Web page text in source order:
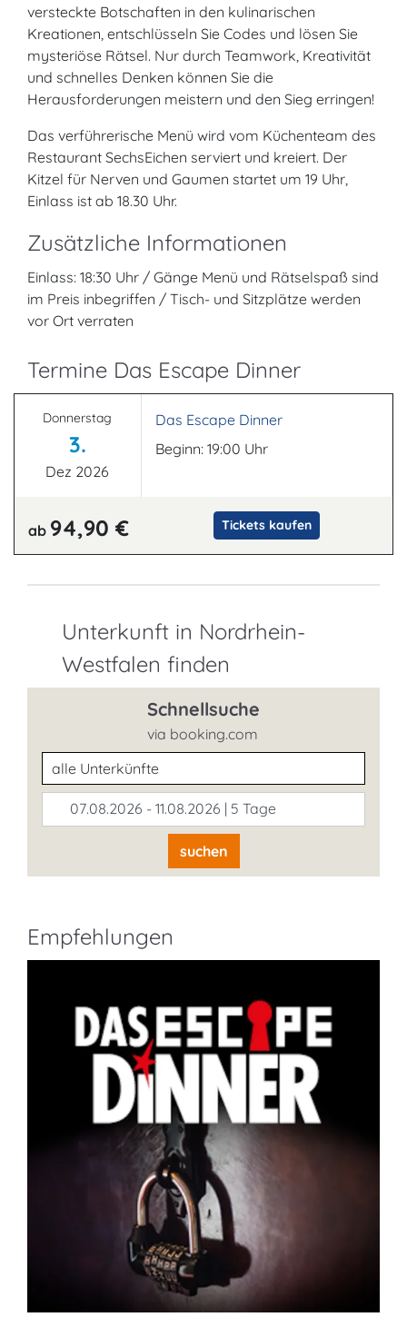
versteckte Botschaften in den kulinarischen
Kreationen, entschlüsseln Sie Codes und lösen Sie
mysteriöse Rätsel. Nur durch Teamwork, Kreativität
und schnelles Denken können Sie die
Herausforderungen meistern und den Sieg erringen!
Das verführerische Menü wird vom Küchenteam des
Restaurant SechsEichen serviert und kreiert. Der
Kitzel für Nerven und Gaumen startet um 19 Uhr,
Einlass ist ab 18.30 Uhr.
Zusätzliche Informationen
Einlass: 18:30 Uhr / Gänge Menü und Rätselspaß sind
im Preis inbegriffen / Tisch- und Sitzplätze werden
vor Ort verraten
Termine Das Escape Dinner
Donnerstag
3.
Dez 2026
Das Escape Dinner
Beginn: 19:00 Uhr
ab 94,90 € Tickets kaufen
Unterkunft in Nordrhein-
Westfalen finden
Schnellsuche
via booking.com
Unterkunftsart
07.08.2026 - 11.08.2026 | 5 Tage
suchen
Empfehlungen